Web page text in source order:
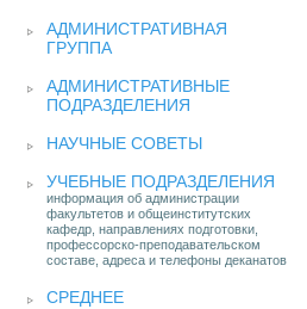
АДМИНИСТРАТИВНАЯ
ГРУППА
АДМИНИСТРАТИВНЫЕ
ПОДРАЗДЕЛЕНИЯ
НАУЧНЫЕ СОВЕТЫ
УЧЕБНЫЕ ПОДРАЗДЕЛЕНИЯ
информация об администрации
факультетов и общеинститутских
кафедр, направлениях подготовки,
профессорско-преподавательском
составе, адреса и телефоны деканатов
СРЕДНЕЕ